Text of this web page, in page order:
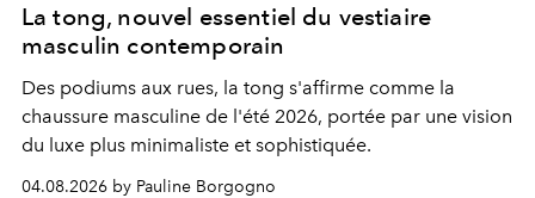
La tong, nouvel essentiel du vestiaire
masculin contemporain
Des podiums aux rues, la tong s'affirme comme la
chaussure masculine de l'été 2026, portée par une vision
du luxe plus minimaliste et sophistiquée.
04.08.2026 by Pauline Borgogno